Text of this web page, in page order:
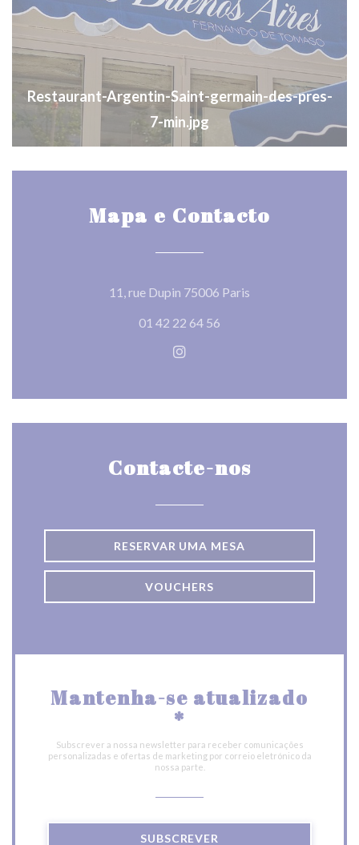
Restaurant-Argentin-Saint-germain-des-pres-
7-min.jpg
Mapa e Contacto
11, rue Dupin 75006 Paris
01 42 22 64 56
Instagram ((abre numa nova
Contacte-nos
RESERVAR UMA MESA
VOUCHERS
Mantenha-se atualizado
*
Subscrever a nossa newsletter para receber comunicações
personalizadas e ofertas de marketing por correio eletrónico da
nossa parte.
SUBSCREVER